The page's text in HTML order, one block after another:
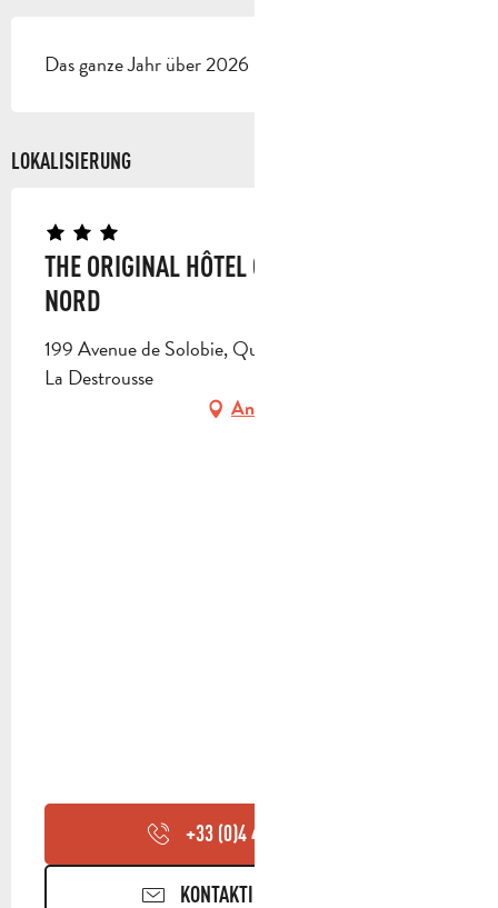
Das ganze Jahr über 2026 - Geöffnet jeden tag
LOKALISIERUNG
THE ORIGINAL HÔTEL OCCITAN AUBAGNE
NORD
199 Avenue de Solobie, Quartier la Verrerie, 13112
La Destrousse
Anfahrt
+33 (0)4 42 18 75
KONTAKTIEREN SIE UNS